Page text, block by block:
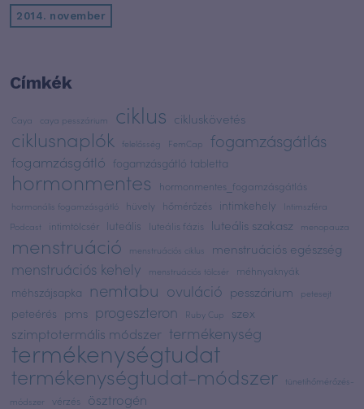
2014. november
Címkék
Caya caya pesszárium ciklus cikluskövetés
ciklusnaplók felelősség FemCap fogamzásgátlás
fogamzásgátló fogamzásgátló tabletta
hormonmentes hormonmentes_fogamzásgátlás
hormonális fogamzásgátló hüvely hőmérőzés intimkehely
Intimszféra
Podcast
intimtölcsér luteális luteális fázis luteális szakasz menopauza
menstruáció menstruációs ciklus menstruációs egészség
menstruációs kehely menstruációs tölcsér méhnyaknyák
méhszájsapka nemtabu ovuláció pesszárium petesejt
peteérés pms progeszteron Ruby Cup szex
szimptotermális módszer termékenység
termékenységtudat
termékenységtudat-módszer
tünetihőmérőzés-
módszer
vérzés ösztrogén